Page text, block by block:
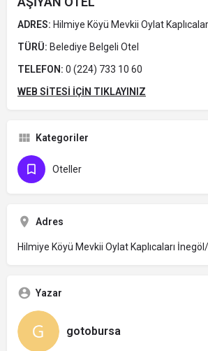
ADRES: Hilmiye Köyü Mevkii Oylat
TÜRÜ: Belediye Belgeli Otel
TELEFON: 0 (224) 733 10 60
WEB SİTESİ İÇİN TIKLAYINIZ
Kategoriler
Oteller
Adres
Hilmiye Köyü Mevkii Oylat Kaplıcaları
Yazar
gotobursa